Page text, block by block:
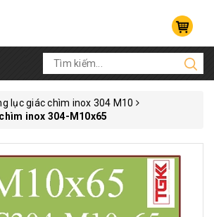
lục giác chìm inox 304 M10
inox 304-M10x65